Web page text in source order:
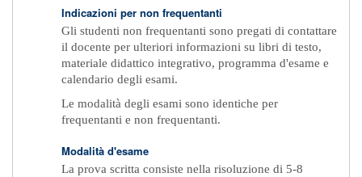
Indicazioni per non frequentanti
Gli studenti non frequentanti sono pregati di contattare
il docente per ulteriori informazioni su libri di testo,
materiale didattico integrativo, programma d'esame e
calendario degli esami.
Le modalità degli esami sono identiche per
frequentanti e non frequentanti.
Modalità d'esame
La prova scritta consiste nella risoluzione di 5-8